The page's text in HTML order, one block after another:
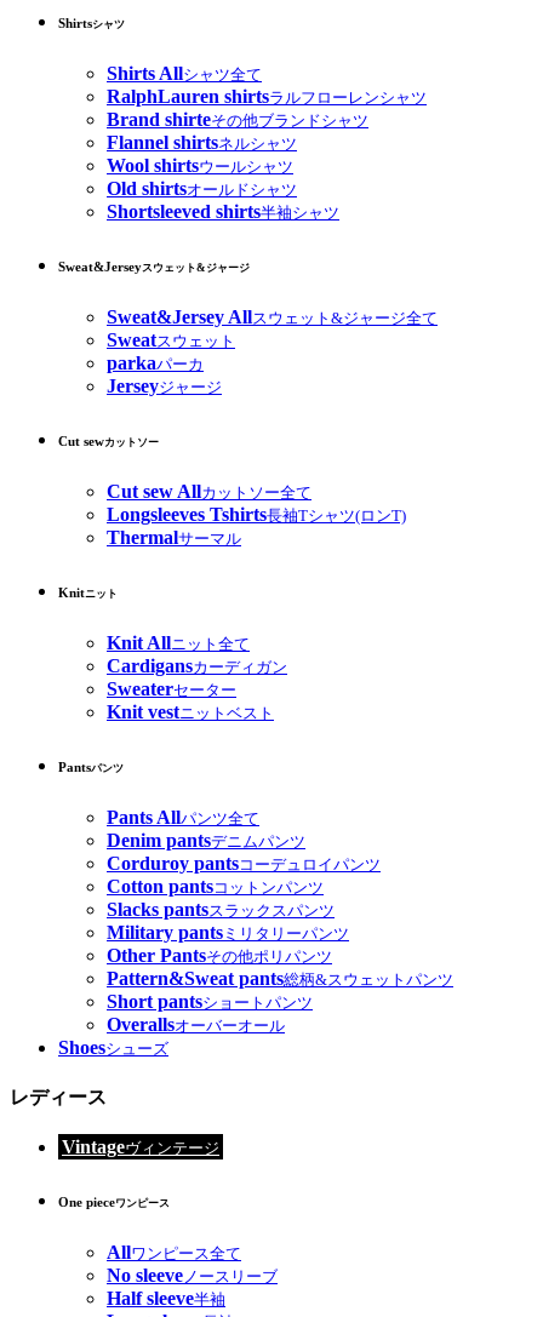
Shirtsシャツ
Shirts Allシャツ全て
RalphLauren shirtsラルフローレンシャツ
Brand shirteその他ブランドシャツ
Flannel shirtsネルシャツ
Wool shirtsウールシャツ
Old shirtsオールドシャツ
Shortsleeved shirts半袖シャツ
Sweat&Jerseyスウェット&ジャージ
Sweat&Jersey Allスウェット&ジャージ全て
Sweatスウェット
parkaパーカ
Jerseyジャージ
Cut sewカットソー
Cut sew Allカットソー全て
Longsleeves Tshirts長袖Tシャツ(ロンT)
Thermalサーマル
Knitニット
Knit Allニット全て
Cardigansカーディガン
Sweaterセーター
Knit vestニットベスト
Pantsパンツ
Pants Allパンツ全て
Denim pantsデニムパンツ
Corduroy pantsコーデュロイパンツ
Cotton pantsコットンパンツ
Slacks pantsスラックスパンツ
Military pants ミリタリーパンツ
Other Pantsその他ポリパンツ
Pattern&Sweat pants総柄&スウェットパンツ
Short pantsショートパンツ
Overallsオーバーオール
Shoesシューズ
レディース
Vintageヴィンテージ
One pieceワンピース
Allワンピース全て
No sleeveノースリーブ
Half sleeve半袖